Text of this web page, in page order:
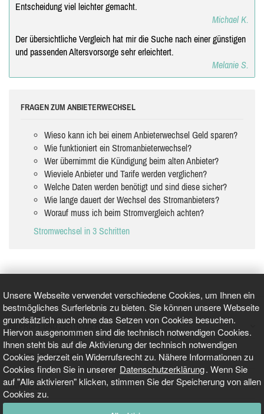
Unsere Webseite verwendet verschiedene Cookies, um Ihnen ein
bestmögliches Surferlebnis zu bieten. Sie können unsere Webseite
grundsätzlich auch ohne das Setzen von Cookies besuchen.
Hiervon ausgenommen sind die technisch notwendigen Cookies.
Ihnen steht bis auf die Aktivierung der technisch notwendigen
Cookies jederzeit ein Widerrufsrecht zu. Nähere Informationen zu
Cookies finden Sie in unserer Datenschutzerklärung. Wenn Sie
auf "Alle aktivieren" klicken, stimmen Sie der Speicherung von allen
Cookies zu.
Entscheidung viel leichter gemacht.
Michael K.
Der übersichtliche Vergleich hat mir die Suche nach einer günstigen
und passenden Altersvorsorge sehr erleichtert.
Melanie S.
FRAGEN ZUM ANBIETERWECHSEL
Wieso kann ich bei einem Anbieterwechsel Geld sparen?
Wie funktioniert ein Stromanbieterwechsel?
Wer übernimmt die Kündigung beim alten Anbieter?
Wieviele Anbieter und Tarife werden verglichen?
Welche Daten werden benötigt und sind diese sicher?
Wie lange dauert der Wechsel des Stromanbieters?
Worauf muss ich beim Stromvergleich achten?
Stromwechsel in 3 Schritten
GEPRÜFT UND ZERTIFIZIERT
AKTUELLE NACHRICHTEN
TARIFO.DE